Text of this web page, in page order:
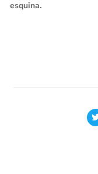
esquina.